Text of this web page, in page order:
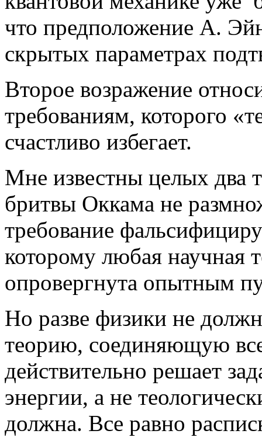
что предположение А.
скрытых параметрах
Второе возражение
требованиям, которого
счастливо избегает.
Мне известны целых два
бритвы Оккама не
требование
которому любая научная
опровергнута опытным
Но разве физики не
теорию, соединяющую
действительно решает
энергии, а не
должна. Все равно